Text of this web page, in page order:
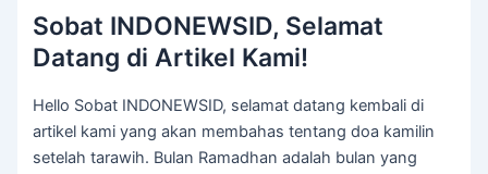
Sobat INDONEWSID, Selamat
Datang di Artikel Kami!
Hello Sobat INDONEWSID, selamat datang kembali di
artikel kami yang akan membahas tentang doa kamilin
setelah tarawih. Bulan Ramadhan adalah bulan yang